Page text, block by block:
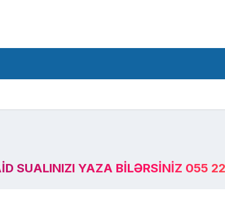
SUALINIZI YAZA BILƏRSINIZ 055